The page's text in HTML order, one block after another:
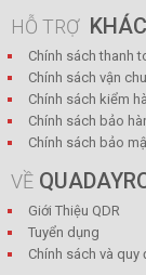
HỖ TRỢ
Chính sách thanh
Chính sách vận
Chính sách kiểm
Chính sách bảo
Chính sách bảo
VỀ
Giới Thiệu QDR
Tuyển dụng
Chính sách và quy